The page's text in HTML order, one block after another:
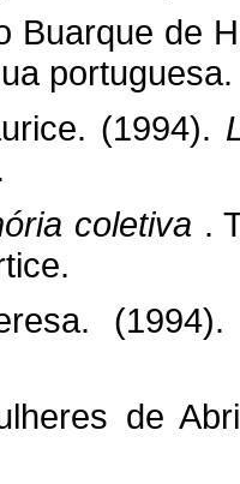
Buarque de
(1994).
coletiva .
de